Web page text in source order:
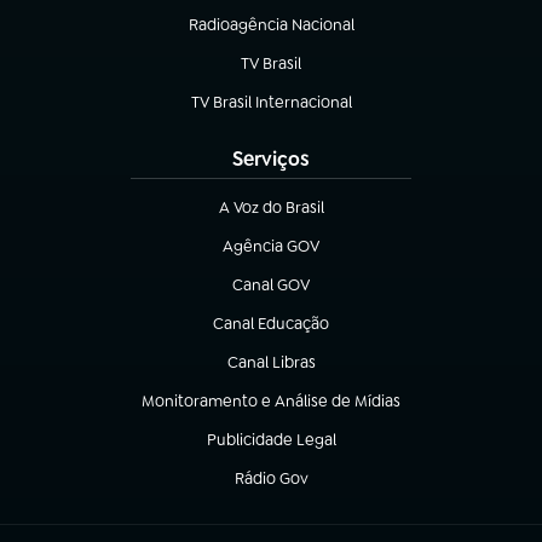
Radioagência Nacional
(abre em nova aba)
TV Brasil
(abre em nova aba)
TV Brasil Internacional
(abre em nova aba)
Serviços
A Voz do Brasil
(abre em nova aba)
Agência GOV
(abre em nova aba)
Canal GOV
(abre em nova aba)
Canal Educação
(abre em nova aba)
Canal Libras
(abre em nova aba)
Monitoramento e Análise de Mídias
(abre em nova aba)
Publicidade Legal
(abre em nova aba)
Rádio Gov
(abre em nova aba)